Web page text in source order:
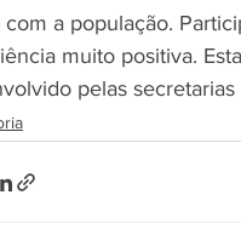
a população.
muito positiva.
pelas